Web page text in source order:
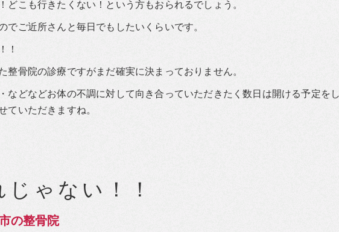
どこも行きたくない！という方もおられるでしょう。
でご近所さんと毎日でもしたいくらいです。
！
整骨院の診療ですがまだ確実に決まっておりません。
などなどお体の不調に対して向き合っていただきたく数日は開ける予定を
ていただきますね。
の整骨院
ゃない！！